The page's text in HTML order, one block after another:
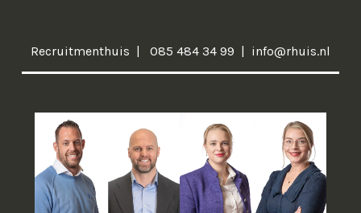
Recruitmenthuis 085 484 34 99 info@rhuis.nl